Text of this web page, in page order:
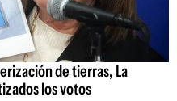
de tierras, La
los votos